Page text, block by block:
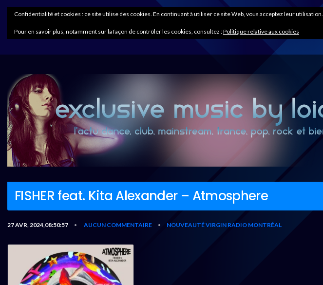
FISHER feat. Kita Alexander – Atmosphere
27 AVR, 2024,08:50:57 • AUCUN COMMENTAIRE • NOUVEAUTÉ VIRGIN RADIO MONTRÉAL
Confidentialité et cookies : ce site utilise des cookies. En continuant à utiliser ce site Web, vous acceptez leur utilisation.
Pour en savoir plus, notamment sur la façon de contrôler les cookies, consultez :Politique relative aux cookies